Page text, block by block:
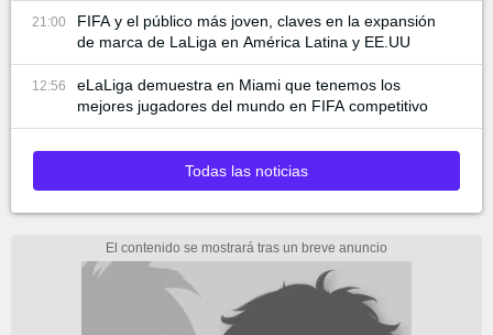
21:00
FIFA y el público más joven, claves en la expansión
de marca de LaLiga en América Latina y EE.UU
12:56
eLaLiga demuestra en Miami que tenemos los
mejores jugadores del mundo en FIFA competitivo
Todas las noticias